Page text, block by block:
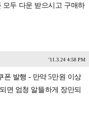
모두 다운 받으시고 구매하
'11.3.24 4:58 PM
폰 발행 - 만약 5만원 이상
면 엄청 알뜰하게 장만되